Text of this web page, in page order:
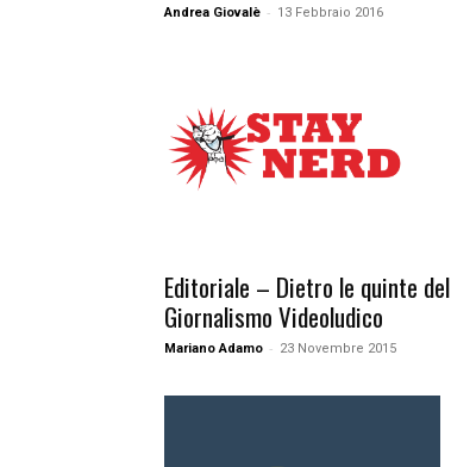
Andrea Giovalè - 13 Febbraio 2016
Editoriale – Dietro le quinte del
Giornalismo Videoludico
Mariano Adamo - 23 Novembre 2015